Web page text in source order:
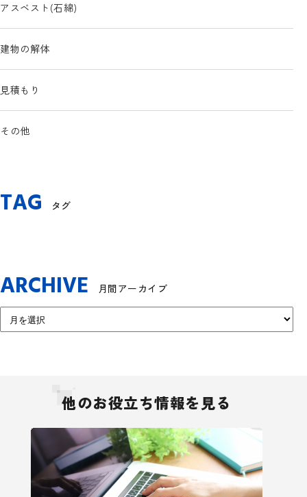
アスベスト(石綿)
建物の解体
見積もり
その他
TAG タグ
ARCHIVE 月間アーカイブ
他のお役立ち情報を見る